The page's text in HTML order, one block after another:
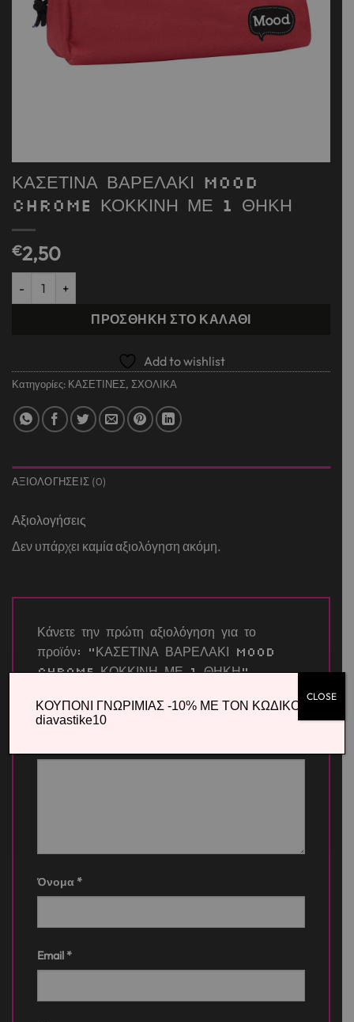
ΚΑΣΕΤΙΝΑ ΒΑΡΕΛΑΚΙ MOOD
CHROME ΚΟΚΚΙΝΗ ΜΕ 1 ΘΗΚΗ
€2,50
ΚΑΣΕΤΙΝΑ ΒΑΡΕΛΑΚΙ MOOD CHROME ΚΟΚΚΙΝΗ ΜΕ 1 ΘΗΚΗ
ΠΡΟΣΘΉΚΗ ΣΤΟ ΚΑΛΆΘΙ
Add to wishlist
Κατηγορίες: ΚΑΣΕΤΙΝΕΣ, ΣΧΟΛΙΚΑ
ΑΞΙΟΛΟΓΉΣΕΙΣ (0)
Αξιολογήσεις
Δεν υπάρχει καμία αξιολόγηση ακόμη.
Κάνετε την πρώτη αξιολόγηση για το
προϊόν: “ΚΑΣΕΤΙΝΑ ΒΑΡΕΛΑΚΙ MOOD
CHROME ΚΟΚΚΙΝΗ ΜΕ 1 ΘΗΚΗ”
Όνομα *
Email *
ΚΟΥΠΟΝΙ ΓΝΩΡΙΜΙΑΣ -10% ΜΕ ΤΟΝ ΚΩΔΙΚΟ
diavastike10
CLOSE